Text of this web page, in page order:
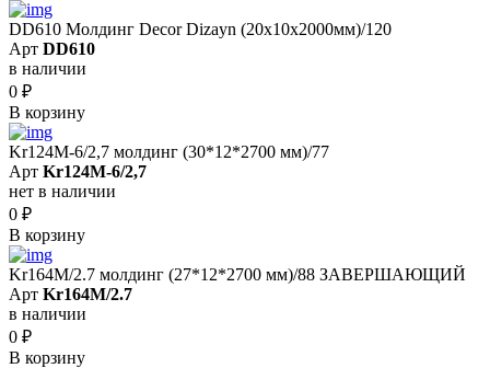
DD610 Молдинг Decor Dizayn (20х10x2000мм)/120
Арт DD610
в наличии
0 ₽
В корзину
Kr124M-6/2,7 молдинг (30*12*2700 мм)/77
Арт Kr124M-6/2,7
нет в наличии
0 ₽
В корзину
Kr164M/2.7 молдинг (27*12*2700 мм)/88 ЗАВЕРШАЮЩИЙ
Арт Kr164M/2.7
в наличии
0 ₽
В корзину